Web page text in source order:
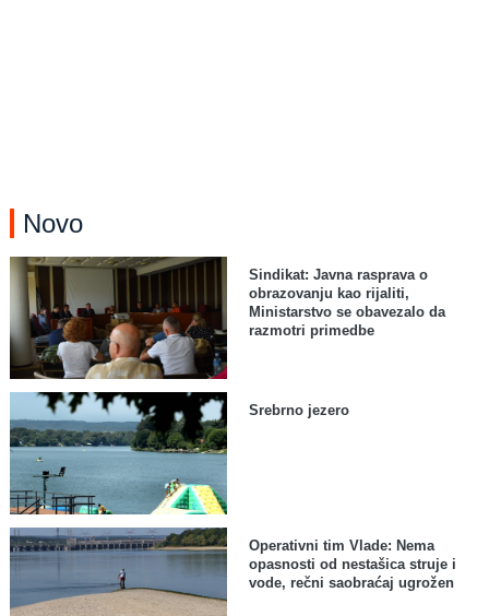
Novo
Sindikat: Javna rasprava o
obrazovanju kao rijaliti,
Ministarstvo se obavezalo da
razmotri primedbe
Srebrno jezero
Operativni tim Vlade: Nema
opasnosti od nestašica struje i
vode, rečni saobraćaj ugrožen